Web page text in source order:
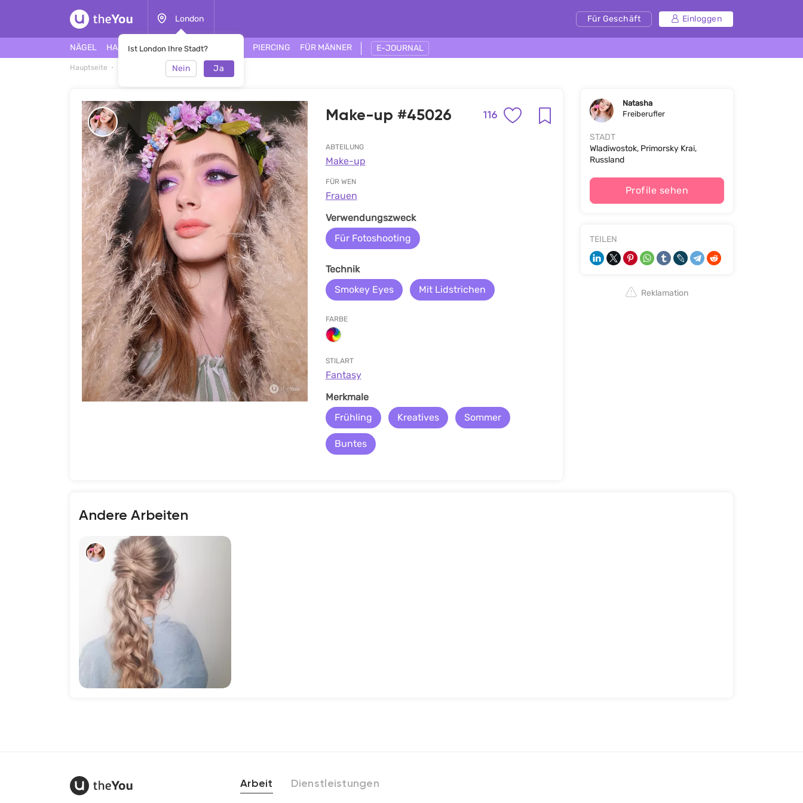
London
Ist London Ihre Stadt?
Nein Ja
Für Geschäft Einloggen
NÄGEL HAARE GESICHT TÄTOWIERUNG PIERCING FÜR MÄNNER E-JOURNAL
Hauptseite Make-up #45026
Make-up #45026 116
ABTEILUNG
Make-up
FÜR WEN
Frauen
Verwendungszweck
Für Fotoshooting
Technik
Smokey Eyes
Mit Lidstrichen
FARBE
STILART
Fantasy
Merkmale
Frühling
Kreatives Sommer
Buntes
Natasha
Freiberufler
STADT
Wladiwostok, Primorsky Krai,
Russland
Profile sehen
TEILEN
Reklamation
Andere Arbeiten
138
Arbeit Dienstleistungen